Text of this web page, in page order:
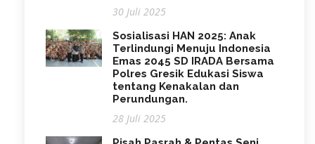
30 Juli 2025
Sosialisasi HAN 2025: Anak
Terlindungi Menuju Indonesia
Emas 2045 SD IRADA Bersama
Polres Gresik Edukasi Siswa
tentang Kenakalan dan
Perundungan.
28 Juli 2025